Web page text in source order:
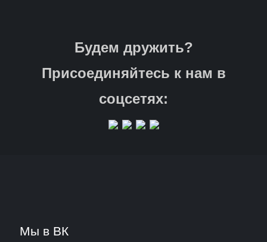
Будем дружить?
Присоединяйтесь к нам в
соцсетях:
Мы в ВК